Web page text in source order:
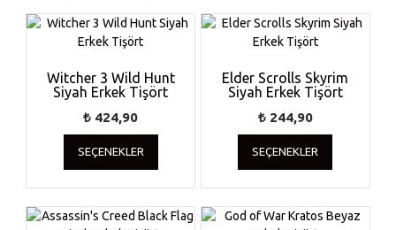
Witcher 3 Wild Hunt
Siyah Erkek Tişört
₺ 424,90
SEÇENEKLER
Bu
birden
fazla
varyasyonu
Elder Scrolls Skyrim
Siyah Erkek Tişört
₺244,90
SEÇENEKLER
Bu
birden
fazla
varyasyonu